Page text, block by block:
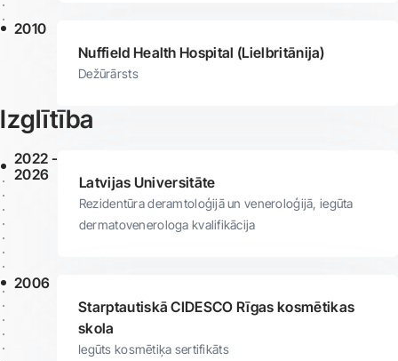
2010
Nuffield Health Hospital (Lielbritānija)
Dežūrārsts
Izglītība
2022 -
2026
Latvijas Universitāte
Rezidentūra deramtoloģijā un veneroloģijā, iegūta
dermatovenerologa kvalifikācija
2006
Starptautiskā CIDESCO Rīgas kosmētikas
skola
Iegūts kosmētiķa sertifikāts